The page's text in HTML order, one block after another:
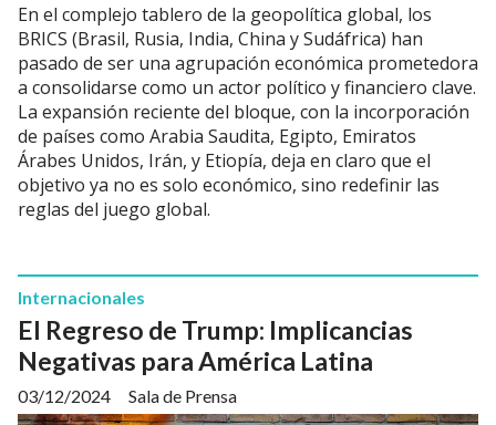
En el complejo tablero de la geopolítica global, los
BRICS (Brasil, Rusia, India, China y Sudáfrica) han
pasado de ser una agrupación económica prometedora
a consolidarse como un actor político y financiero clave.
La expansión reciente del bloque, con la incorporación
de países como Arabia Saudita, Egipto, Emiratos
Árabes Unidos, Irán, y Etiopía, deja en claro que el
objetivo ya no es solo económico, sino redefinir las
reglas del juego global.
El Regreso de Trump: Implicancias
Negativas para América Latina
Sala de Prensa
Internacionales
03/12/2024